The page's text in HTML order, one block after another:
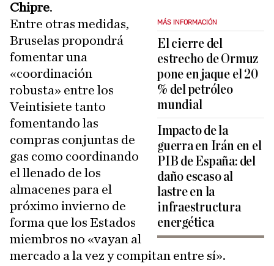
Chipre.
MÁS INFORMACIÓN
El cierre del
estrecho de Ormuz
pone en jaque el 20
% del petróleo
mundial
Impacto de la
guerra en Irán en el
PIB de España: del
daño escaso al
lastre en la
infraestructura
energética
Entre otras medidas,
Bruselas propondrá
fomentar una
«coordinación
robusta» entre los
Veintisiete tanto
fomentando las
compras conjuntas de
gas como coordinando
el llenado de los
almacenes para el
próximo invierno de
forma que los Estados
miembros no «vayan al
mercado a la vez y compitan entre sí».